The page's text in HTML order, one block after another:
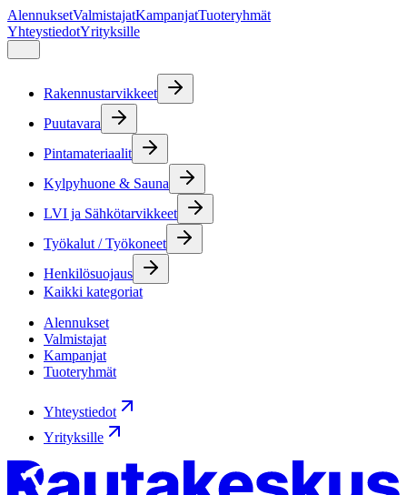
AlennuksetValmistajatKampanjatTuoteryhmät
YhteystiedotYrityksille
Rakennustarvikkeet
Puutavara
Pintamateriaalit
Kylpyhuone & Sauna
LVI ja Sähkötarvikkeet
Työkalut / Työkoneet
Henkilösuojaus
Kaikki kategoriat
Alennukset
Valmistajat
Kampanjat
Tuoteryhmät
Yhteystiedot
Yrityksille